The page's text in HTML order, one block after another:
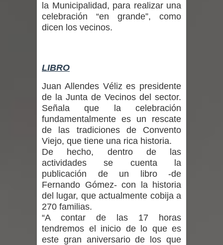
Mario Meza endurece críticas contra
ministra de Salud por dejar fuera a
mantiene despliegue para apoyar a
niños y adolescentes durante la
emergencia.
Del anime al K-pop: especialistas U.
de Chile analizan el creciente interés
por las culturas japonesa y coreana
Renuncia del seremi Minvu en el
Maule golpea al Gobierno en medio de
la Municipalidad, para realizar una
celebración “en grande”, como
dicen los vecinos.
LIBRO
Juan Allendes Véliz es presidente
de la Junta de Vecinos del sector.
Señala que la celebración
fundamentalmente es un rescate
de las tradiciones de Convento
Viejo, que tiene una rica historia.
De hecho, dentro de las
actividades se cuenta la
publicación de un libro -de
Fernando Gómez- con la historia
del lugar, que actualmente cobija a
270 familias.
“A contar de las 17 horas
tendremos el inicio de lo que es
este gran aniversario de los que